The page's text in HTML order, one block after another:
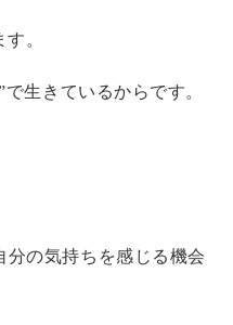
。
生きているからです。
分の気持ちを感じる機会